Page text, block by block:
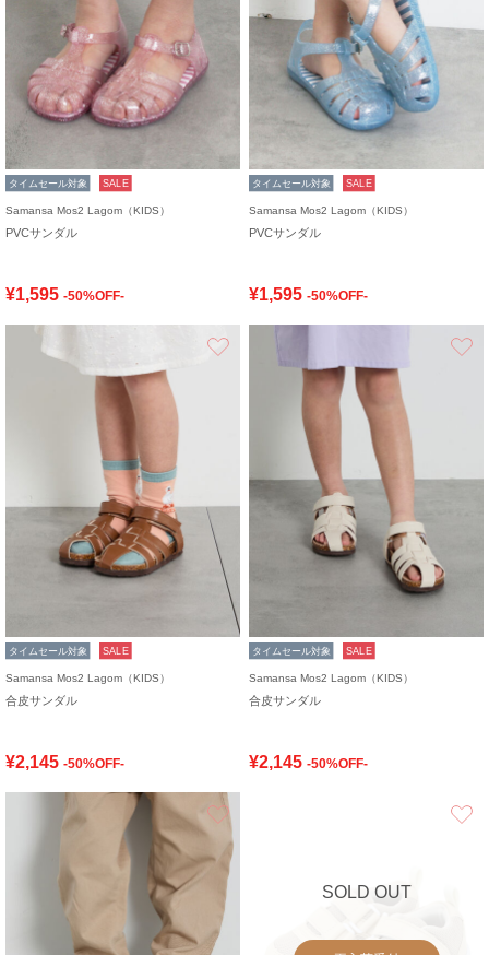
タイムセール対象 SALE
Samansa Mos2 Lagom（KIDS）
PVCサンダル
¥1,595 -50%OFF-
タイムセール対象 SALE
Samansa Mos2 Lagom（KIDS）
PVCサンダル
¥1,595 -50%OFF-
タイムセール対象 SALE
Samansa Mos2 Lagom（KIDS）
合皮サンダル
¥2,145 -50%OFF-
タイムセール対象 SALE
Samansa Mos2 Lagom（KIDS）
合皮サンダル
¥2,145 -50%OFF-
SOLD OUT